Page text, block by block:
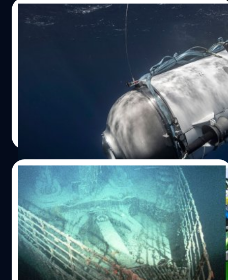
ผู้ผลิตเรือดำน้ำไททัน เคยเผชิญกับคดีความ
ด้านความปลอดภัยในปี 2018 ก่อนคนเตือนจะ
จากเหตุการณ์สูญหายขาดการติดต่อของเรือดำน้ำไททัน
ระหว่างการเดินทางสำรวจซากเรือไททานิคในมหาสมุทร
แอตแลนติกเหนือ ทำให้ผู้ผลิตเรือดำน้ำไททันที่หายไปอย่าง
OceanGate ตกเป็นเป้าของการร้องเรียนในปี 2018 โดยอดีต
พนักงานเกี่ยวกับความปลอดภัยของตัวเรือ
| 1144 days ago
21/06/2023
James Cameron เคยดำลงไปเก็บภาพ-สำรวจ
ซากเรือไททานิคของจริง 33 ครั้ง เพื่อเอามาส
ร้าง ‘Titanic’
ตอนนี้คนทั่วโลกกำลังจดจ่ออยู่กับการตามหา 'ไททัน' (Titan)
เรือดำน้ำเที่ยวชมซากไททานิคที่ได้สูญหายไป พร้อมกับผู้
โดยสารบนเรือ 5 ชีวิต ซึ่งนับตั้งแต่เรือไททานิคได้จมลงสู่ก้น
มหาสมุทรแอตแลนติก เมื่อวันที่ 15 เมษายน ปี 1912 ธุรกิจการ